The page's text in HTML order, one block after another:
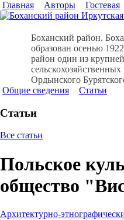
Главная Авторы Гостевая
Боханский район.
образован осенью
район один из
Ордынского
Общие сведения
Статьи
Статьи
Все статьи
Польское
общество
Архитектурно-